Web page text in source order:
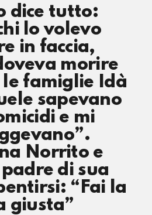
dice tutto:
lo volevo
in faccia,
morire
famiglie Idà
sapevano
e mi
Norrito e
di sua
“Fai la
giusta”